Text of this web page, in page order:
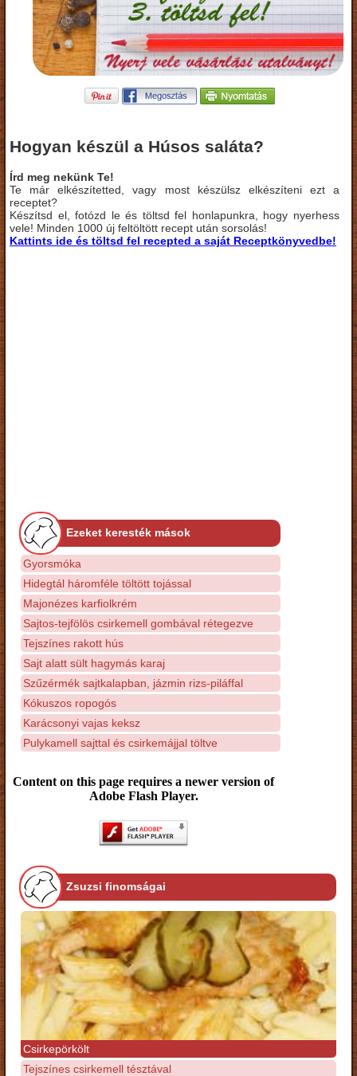
Hogyan készül a Húsos saláta?
Írd meg nekünk Te!
Te már elkészítetted, vagy most készülsz elkészíteni ezt a
receptet?
Készítsd el, fotózd le és töltsd fel honlapunkra, hogy nyerhess
vele! Minden 1000 új feltöltött recept után sorsolás!
Kattints ide és töltsd fel recepted a saját Receptkönyvedbe!
Ezeket keresték mások
Gyorsmóka
Hidegtál háromféle töltött tojással
Majonézes karfiolkrém
Sajtos-tejfölös csirkemell gombával rétegezve
Tejszínes rakott hús
Sajt alatt sült hagymás karaj
Szűzérmék sajtkalapban, jázmin rizs-piláffal
Kókuszos ropogós
Karácsonyi vajas keksz
Pulykamell sajttal és csirkemájjal töltve
Content on this page requires a newer version of
Adobe Flash Player.
Zsuzsi finomságai
Csirkepörkölt
Tejszínes csirkemell tésztával